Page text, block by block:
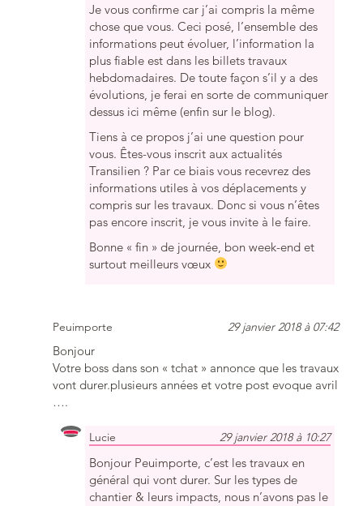
Je vous confirme car j’ai compris la même
chose que vous. Ceci posé, l’ensemble des
informations peut évoluer, l’information la
plus fiable est dans les billets travaux
hebdomadaires. De toute façon s’il y a des
évolutions, je ferai en sorte de communiquer
dessus ici même (enfin sur le blog).
Tiens à ce propos j’ai une question pour
vous. Êtes-vous inscrit aux actualités
Transilien ? Par ce biais vous recevrez des
informations utiles à vos déplacements y
compris sur les travaux. Donc si vous n’êtes
pas encore inscrit, je vous invite à le faire.
Bonne « fin » de journée, bon week-end et
surtout meilleurs vœux
Peuimporte 29 janvier 2018 à 07:42
Bonjour
Votre boss dans son « tchat » annonce que les travaux
vont durer.plusieurs années et votre post evoque avril
….
Lucie 29 janvier 2018 à 10:27
Bonjour Peuimporte, c’est les travaux en
général qui vont durer. Sur les types de
chantier & leurs impacts, nous n’avons pas le